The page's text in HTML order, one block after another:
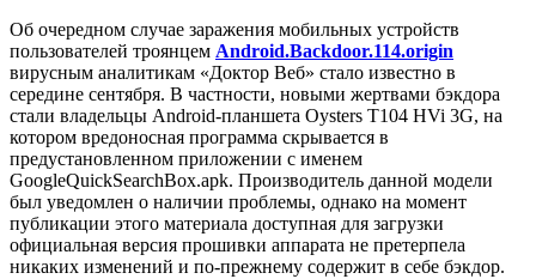
Об очередном случае заражения мобильных устройств
пользователей троянцем Android.Backdoor.114.origin
вирусным аналитикам «Доктор Веб» стало известно в
середине сентября. В частности, новыми жертвами бэкдора
стали владельцы Android-планшета Oysters T104 HVi 3G, на
котором вредоносная программа скрывается в
предустановленном приложении c именем
GoogleQuickSearchBox.apk. Производитель данной модели
был уведомлен о наличии проблемы, однако на момент
публикации этого материала доступная для загрузки
официальная версия прошивки аппарата не претерпела
никаких изменений и по-прежнему содержит в себе бэкдор.